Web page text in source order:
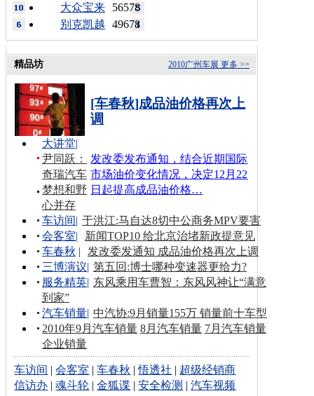
56578
大众宝来
49678
别克凯越
更多 >>
2010广州车展
精品坊
[车春秋]成品油价格再次上
调
发改委发布通知，结合近期国际
市场油价变化情况，决定12月22
日起提高成品油价格…
大讲堂|
尹同跃：
奇瑞汽车
梦想和野
心并存
车访间| 于洪江:马自达8切中公商务MPV要害
会客室|
新闻TOP10 给北京治堵新政提意见
车春秋 |
发改委发通知 成品油价格再次上调
三博演议| 第五回:博士哪种变速器更给力?
服务精英| 东风乘用车曹智：东风风神让“满意
到家”
汽车销量| 中汽协:9月销量155万 销量前十车型
2010年9月汽车销量 8月汽车销量 7月汽车销量
企业销量
车访间 |会客室 |车春秋 |悟透社 | 超级经销商
信访办 |魂斗轮 |金狐谍 |安全检测 |汽车视频